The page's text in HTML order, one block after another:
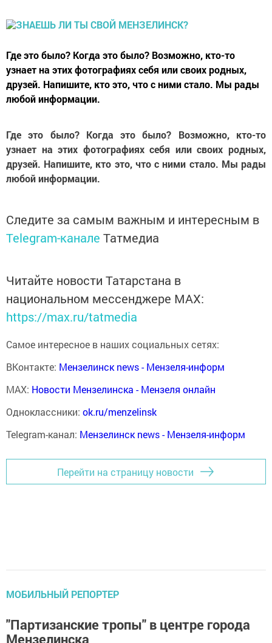
Где это было? Когда это было? Возможно, кто-то
узнает на этих фотографиях себя или своих родных,
друзей. Напишите, кто это, что с ними стало. Мы рады
любой информации.
Где это было? Когда это было? Возможно, кто-то
узнает на этих фотографиях себя или своих родных,
друзей. Напишите, кто это, что с ними стало. Мы рады
любой информации.
Следите за самым важным и интересным в
Telegram-канале Татмедиа
Читайте новости Татарстана в
национальном мессенджере MАХ:
https://max.ru/tatmedia
Самое интересное в наших социальных сетях:
ВКонтакте: Мензелинск news - Мензеля-информ
MAX: Новости Мензелинска - Мензеля онлайн
Одноклассники: ok.ru/menzelinsk
Telegram-канал: Мензелинск news - Мензеля-информ
Перейти на страницу новости
МОБИЛЬНЫЙ РЕПОРТЕР
"Партизанские тропы" в центре города
Мензелинска